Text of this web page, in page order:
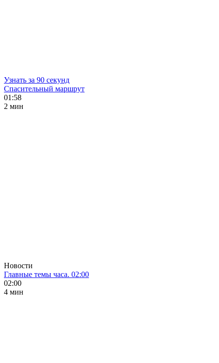
Узнать за 90 секунд
Спасительный маршрут
01:58
2 мин
Новости
Главные темы часа. 02:00
02:00
4 мин